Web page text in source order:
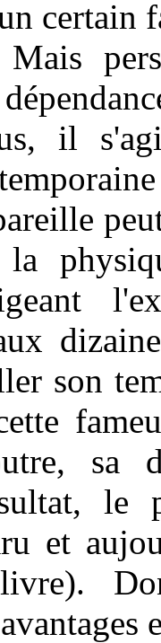
certain
Mais
il
son
sa
le
et